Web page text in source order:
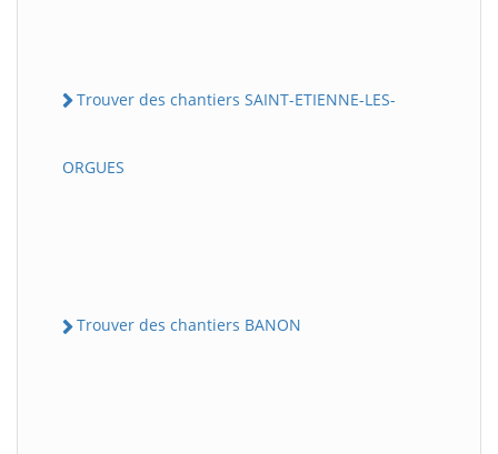
Trouver des chantiers SAINT-ETIENNE-LES-
ORGUES
Trouver des chantiers BANON